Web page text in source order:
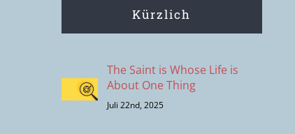
Kürzlich
The Saint is Whose Life is
About One Thing
Juli 22nd, 2025